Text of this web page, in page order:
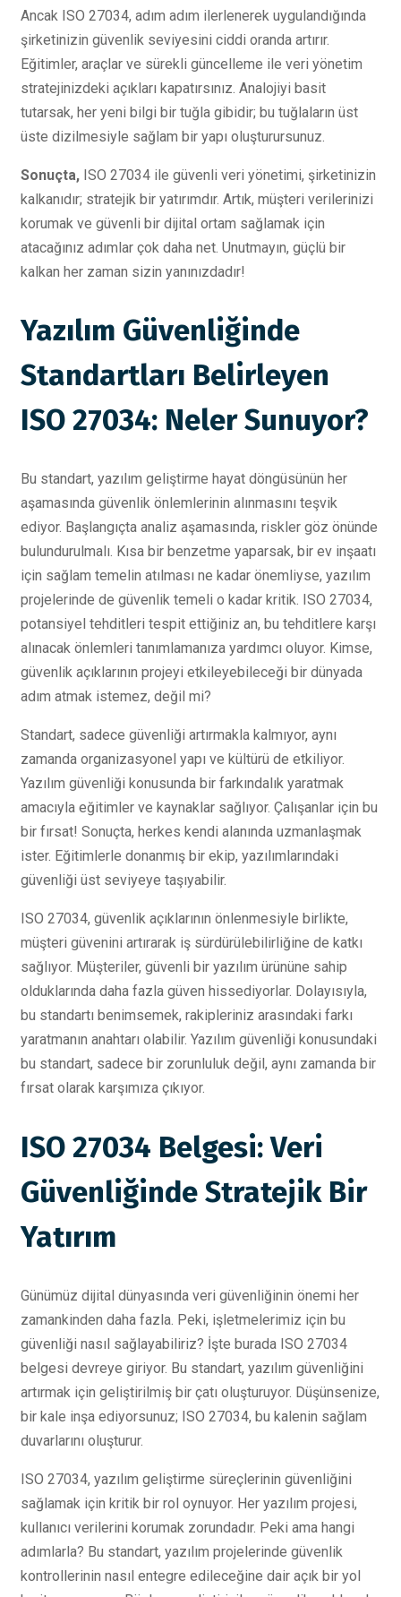
Ancak ISO 27034, adım adım ilerlenerek uygulandığında
şirketinizin güvenlik seviyesini ciddi oranda artırır.
Eğitimler, araçlar ve sürekli güncelleme ile veri yönetim
stratejinizdeki açıkları kapatırsınız. Analojiyi basit
tutarsak, her yeni bilgi bir tuğla gibidir; bu tuğlaların üst
üste dizilmesiyle sağlam bir yapı oluşturursunuz.
Sonuçta, ISO 27034 ile güvenli veri yönetimi, şirketinizin
kalkanıdır; stratejik bir yatırımdır. Artık, müşteri verilerinizi
korumak ve güvenli bir dijital ortam sağlamak için
atacağınız adımlar çok daha net. Unutmayın, güçlü bir
kalkan her zaman sizin yanınızdadır!
Yazılım Güvenliğinde
Standartları Belirleyen
ISO 27034: Neler Sunuyor?
Bu standart, yazılım geliştirme hayat döngüsünün her
aşamasında güvenlik önlemlerinin alınmasını teşvik
ediyor. Başlangıçta analiz aşamasında, riskler göz önünde
bulundurulmalı. Kısa bir benzetme yaparsak, bir ev inşaatı
için sağlam temelin atılması ne kadar önemliyse, yazılım
projelerinde de güvenlik temeli o kadar kritik. ISO 27034,
potansiyel tehditleri tespit ettiğiniz an, bu tehditlere karşı
alınacak önlemleri tanımlamanıza yardımcı oluyor. Kimse,
güvenlik açıklarının projeyi etkileyebileceği bir dünyada
adım atmak istemez, değil mi?
Standart, sadece güvenliği artırmakla kalmıyor, aynı
zamanda organizasyonel yapı ve kültürü de etkiliyor.
Yazılım güvenliği konusunda bir farkındalık yaratmak
amacıyla eğitimler ve kaynaklar sağlıyor. Çalışanlar için bu
bir fırsat! Sonuçta, herkes kendi alanında uzmanlaşmak
ister. Eğitimlerle donanmış bir ekip, yazılımlarındaki
güvenliği üst seviyeye taşıyabilir.
ISO 27034, güvenlik açıklarının önlenmesiyle birlikte,
müşteri güvenini artırarak iş sürdürülebilirliğine de katkı
sağlıyor. Müşteriler, güvenli bir yazılım ürününe sahip
olduklarında daha fazla güven hissediyorlar. Dolayısıyla,
bu standartı benimsemek, rakipleriniz arasındaki farkı
yaratmanın anahtarı olabilir. Yazılım güvenliği konusundaki
bu standart, sadece bir zorunluluk değil, aynı zamanda bir
fırsat olarak karşımıza çıkıyor.
ISO 27034 Belgesi: Veri
Güvenliğinde Stratejik Bir
Yatırım
Günümüz dijital dünyasında veri güvenliğinin önemi her
zamankinden daha fazla. Peki, işletmelerimiz için bu
güvenliği nasıl sağlayabiliriz? İşte burada ISO 27034
belgesi devreye giriyor. Bu standart, yazılım güvenliğini
artırmak için geliştirilmiş bir çatı oluşturuyor. Düşünsenize,
bir kale inşa ediyorsunuz; ISO 27034, bu kalenin sağlam
duvarlarını oluşturur.
ISO 27034, yazılım geliştirme süreçlerinin güvenliğini
sağlamak için kritik bir rol oynuyor. Her yazılım projesi,
kullanıcı verilerini korumak zorundadır. Peki ama hangi
adımlarla? Bu standart, yazılım projelerinde güvenlik
kontrollerinin nasıl entegre edileceğine dair açık bir yol